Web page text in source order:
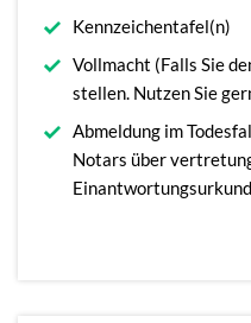
Kennzeichentafel(n)
Vollmacht (Falls Sie
stellen. Nutzen Sie
Abmeldung im
Notars über